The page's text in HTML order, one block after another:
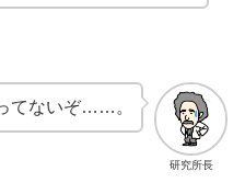
研究所長
てないぞ……。